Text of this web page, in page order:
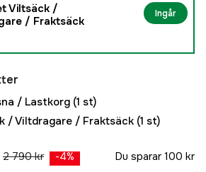
Viltsäck /
/ Fraktsäck
Ingår
/ Lastkorg (1 st)
/ Viltdragare / Fraktsäck (1 st)
2 790 kr -4% Du sparar 100 kr